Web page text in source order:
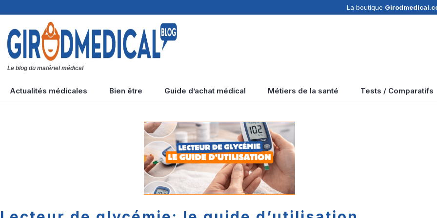
La boutique
Le blog du matériel médical
Actualités médicales Bien être Guide d’achat médical Métiers de la santé Tests / Comparatifs